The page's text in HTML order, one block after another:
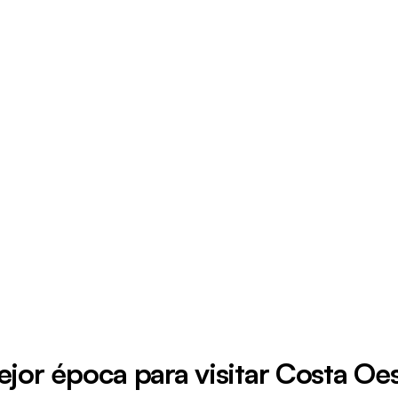
época para visitar Costa